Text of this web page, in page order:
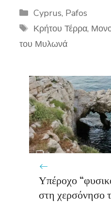
Categories
Cyprus, Pafos
Tags
Κρήτου Τέρρα,
του Μυλωνά
Υπέροχο
στη χερσόνησο